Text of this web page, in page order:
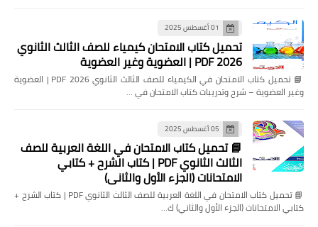
01 أغسطس 2025
تحميل كتاب الامتحان كيمياء للصف الثالث الثانوي
2026 PDF | العضوية وغير العضوية
📘 تحميل كتاب الامتحان في الكيمياء للصف الثالث الثانوي 2026 PDF | العضوية
وغير العضوية – شرح وتدريبات كتاب الامتحان في …
05 أغسطس 2025
📘 تحميل كتاب الامتحان في اللغة العربية للصف
الثالث الثانوي PDF | كتاب الشرح + كتابي
الامتحانات (الجزء الأول والثاني)
📘 تحميل كتاب الامتحان في اللغة العربية للصف الثالث الثانوي PDF | كتاب الشرح +
كتابي الامتحانات (الجزء الأول والثاني) ك…